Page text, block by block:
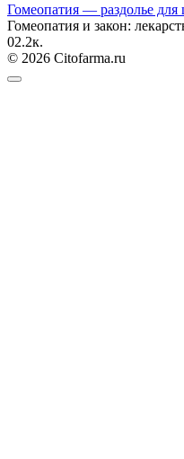
Гомеопатия — раздолье для
Гомеопатия и закон:
02.2к.
© 2026 Citofarma.ru